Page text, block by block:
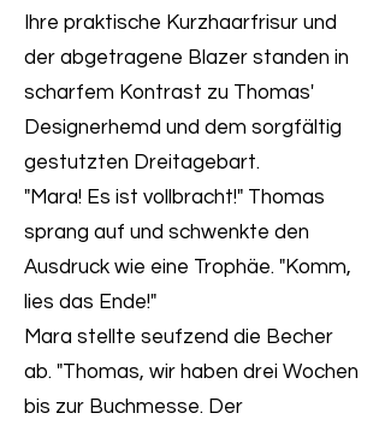
Ihre praktische Kurzhaarfrisur und
der abgetragene Blazer standen in
scharfem Kontrast zu Thomas'
Designerhemd und dem sorgfältig
gestutzten Dreitagebart.
"Mara! Es ist vollbracht!" Thomas
sprang auf und schwenkte den
Ausdruck wie eine Trophäe. "Komm,
lies das Ende!"
Mara stellte seufzend die Becher
ab. "Thomas, wir haben drei Wochen
bis zur Buchmesse. Der